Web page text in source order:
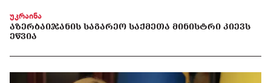
უკრაინა
ᲐᲖᲔᲠᲑᲐᲘᲯᲐᲜᲘᲡ ᲡᲐᲒᲐᲠᲔᲝ ᲡᲐᲥᲛᲔᲗᲐ ᲛᲘᲜᲘᲡᲢᲠᲘ ᲙᲘᲔᲕᲡ
ᲔᲬᲕᲘᲐ